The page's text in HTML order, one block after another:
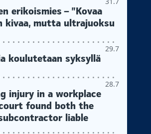
erikoismies – ”Kovaa
kivaa, mutta ultrajuoksu
29.7
koulutetaan syksyllä
28.7
injury in a workplace
found both the
liable